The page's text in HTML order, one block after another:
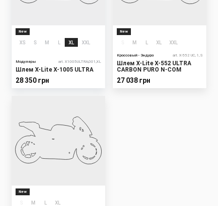
New
XS S M XL XXL
Модуляры art. X1005ULTRA,001,XL
Шлем X-Lite X-1005 ULTRA
28 350 грн
New
M XL XXL
Кроссовый - Эндуро art. X-552 UC, 1, S
Шлем X-Lite X-552 ULTRA
CARBON PURO N-COM
27 038 грн
New
M XL